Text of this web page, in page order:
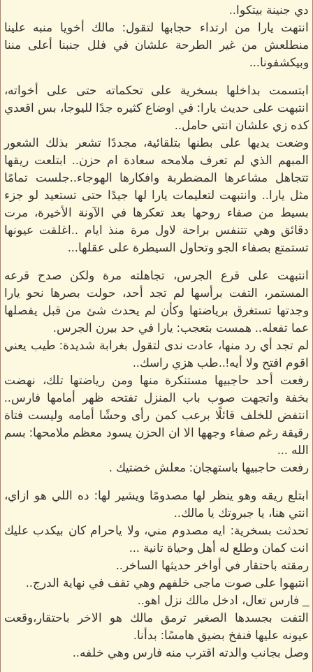
دي جنينة بيتكوا..
انتهت يارا من ارتداء حجابها لتقول: مالك أخويا منبه علينا
منطلعش من غير الطرحة علشان في فلل جنبنا أعلى مننا
وبيكشفونا...
ابتسمت بداخلها بسخرية على تحكماته حتى على أخواته،
انتبهت على حديث يارا: في اوضاع كثيره جدًا لليوجا، بس اقعدي
كده زي علشان انتي حامل..
وضعت يديها على بطنها بتلقائية، مجددًا تشعر بذلك الشعور
المبهم الذي لم تعرف ملامحه سعادة ام حزن.. ابتلعت ريقها
تتجاهل مشاعرها المضطربة وافكارها الهوجاء..جلست تمامًا
مثل يارا.. وانتبهت لتعليمات يارا لها جيدًا حتى تستعيد لو جزء
بسيط من صفاء روحها بعد تعكرها في الآونة الأخيرة، مرت
دقائق وهي تتنفس براحة لاول مرة منذ ايام ..اغلقت عيونها
تستمتع بصفاء الجو وتحاول السيطرة على عقلها...
انتبهت على قرع الجرس، تجاهلته مرة ولكن صدح قرعه
المستمر، التفت برأسها لم تجد أحد، حولت بصرها نحو يارا
وجدتها تستغرق برياضتها وكأن لم يحدث شئ من قبل يفصلها
عما تفعله.. همست بتعجب: يارا في حد بيرن الجرس.
لم تجد أي رد منها، عادت ندى لتقول بغرابة شديدة: طيب يعني
اقوم افتح ولا أيه!..طب هزي راسك..
رفعت أحد حاجبيها مستنكرة منها ومن رياضتها تلك، نهضت
بخفة واتجهت صوب باب المنزل تفتحه ظهر أمامها فارس..
انتفض للخلف قائلًا برعب كمن رأى وحشًا أمامه وليست فتاة
رقيقة رغم صفاء وجهها الا ان الحزن يسود معظم ملامحها: بسم
الله ...
رفعت حاجبيها باستهجان: معلش خضتيك .
ابتلع ريقه وهو ينظر لها مصدومًا ويشير لها: ده اللي هو ازاي،
انتي هنا، يا جبروتك يا مالك..
تحدثت بسخرية: ايه مصدوم مني، ولا ياحرام كان بيكدب عليك
انت كمان وطلع له أهل وحياة تانية ...
رمقته باحتقار في أواخر حديثها الساخر..
انتبهوا على صوت ماجى خلفهم وهي تقف في نهاية الدرج..
_ فارس تعال، ادخل مالك نزل اهو..
التفت بجسدها الصغير ترمق مالك هو الاخر باحتقار،وقعت
عيونه عليها فنفخ بضيق هامسًا: بدأنا.
وصل بجانب والدته اقترب منه فارس وهي خلفه..